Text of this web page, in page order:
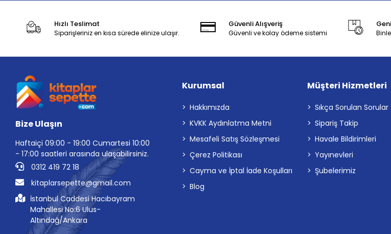
Hızlı Teslimat
Siparişleriniz en kısa sürede elinize ulaşır.
Güvenli Alışveriş
Güvenli ve kolay ödeme sistemi
Bize Ulaşın
Haftaiçi 09:00 - 19:00 Cumartesi 10:00
- 17:00 saatleri arasında ulaşabilirsiniz.
0312 419 72 18
kitaplarsepette@gmail.com
İstanbul Caddesi Hacıbayram
Mahallesi No:6 Ulus-
Altındağ/Ankara
Kurumsal
Hakkımızda
KVKK Aydınlatma Metni
Mesafeli Satış Sözleşmesi
Çerez Politikası
Cayma ve İptal İade Koşulları
Blog
Müşteri Hizmetleri
Sıkça Sorulan Sorular
Sipariş Takip
Havale Bildirimleri
Yayınevleri
Şubelerimiz